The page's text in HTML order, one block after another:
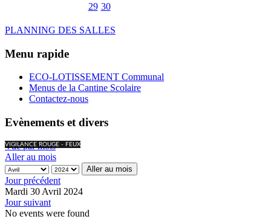
29 30
PLANNING DES SALLES
Menu rapide
ECO-LOTISSEMENT Communal
Menus de la Cantine Scolaire
Contactez-nous
Evènements et divers
VIGILANCE ROUGE - FEUX
Vue par mois
Aller au mois
Aller au mois
Jour précédent
Mardi 30 Avril 2024
Jour suivant
No events were found